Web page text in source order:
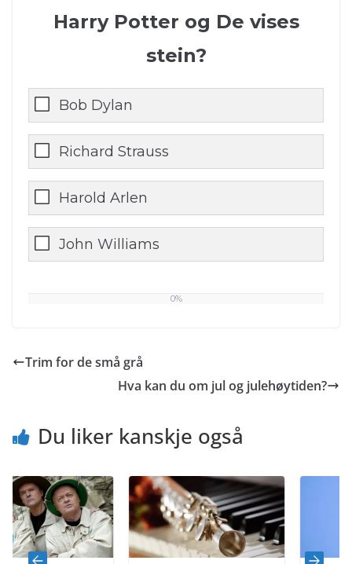
Harry Potter og De vises
stein?
Bob Dylan
Richard Strauss
Harold Arlen
John Williams
0%
Trim for de små grå
Hva kan du om jul og julehøytiden?
Du liker kanskje også